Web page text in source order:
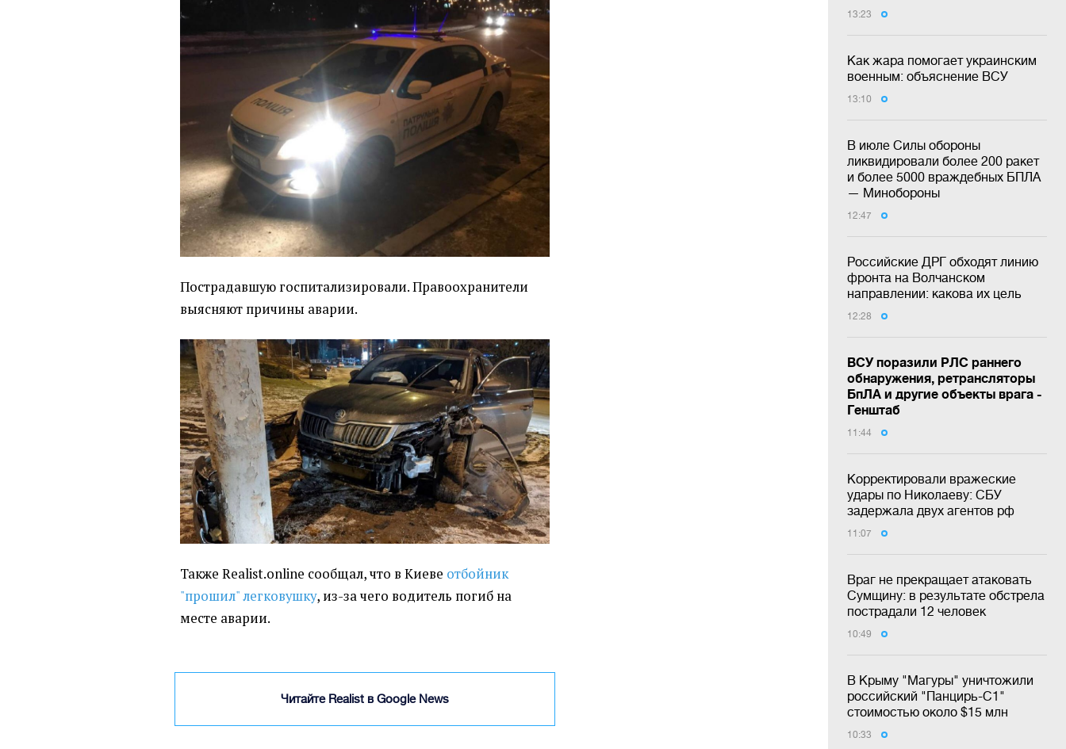
13:23
Как жара помогает украинским
военным: объяснение ВСУ
13:10
В июле Силы обороны
ликвидировали более 200 ракет
и более 5000 враждебных БПЛА
— Минобороны
12:47
Российские ДРГ обходят линию
фронта на Волчанском
направлении: какова их цель
12:28
ВСУ поразили РЛС раннего
обнаружения, ретрансляторы
БпЛА и другие объекты врага -
Генштаб
11:44
Корректировали вражеские
удары по Николаеву: СБУ
задержала двух агентов рф
11:07
Враг не прекращает атаковать
Сумщину: в результате обстрела
пострадали 12 человек
10:49
В Крыму "Магуры" уничтожили
российский "Панцирь-С1"
стоимостью около $15 млн
10:33
Пострадавшую госпитализировали. Правоохранители
выясняют причины аварии.
Также Realist.online сообщал, что в Киеве отбойник
"прошил" легковушку, из-за чего водитель погиб на
месте аварии.
Читайте Realist в Google News